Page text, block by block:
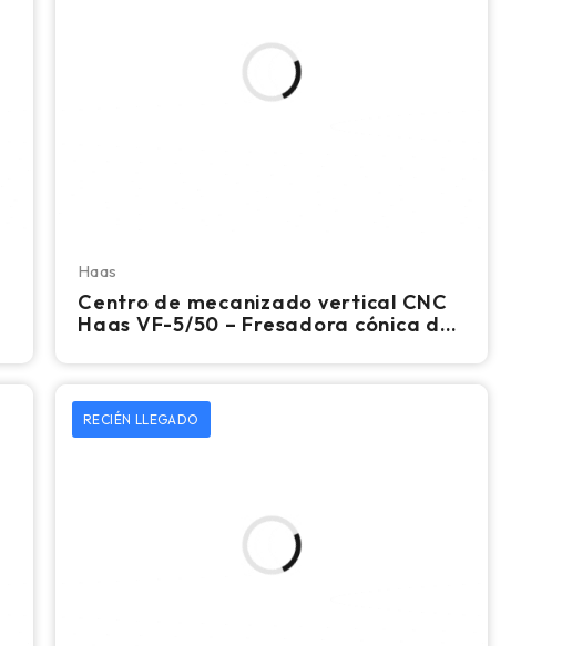
Haas
Centro de mecanizado vertical CNC
Haas VF-5/50 – Fresadora cónica de
RECIÉN LLEGADO